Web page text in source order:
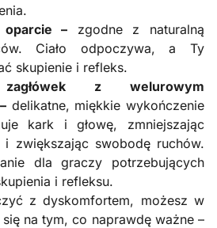
oparcie – zgodne z naturalną
Ciało odpoczywa, a Ty
skupienie i refleks.
zagłówek z welurowym
delikatne, miękkie wykończenie
kark i głowę, zmniejszając
zwiększając swobodę ruchów.
dla graczy potrzebujących
i refleksu.
z dyskomfortem, możesz w
na tym, co naprawdę ważne –